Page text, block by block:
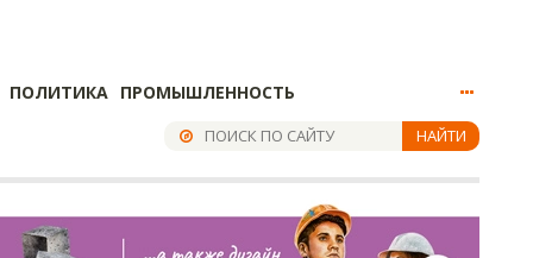
ПОЛИТИКА ПРОМЫШЛЕННОСТЬ
НАЙТИ